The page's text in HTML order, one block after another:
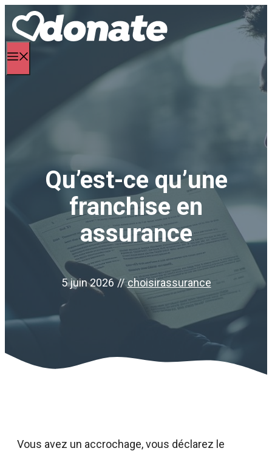
Aller
contenu
Qu’est-ce qu’une
franchise en
assurance
5 juin 2026 // choisirassurance
Vous avez un accrochage, vous déclarez le